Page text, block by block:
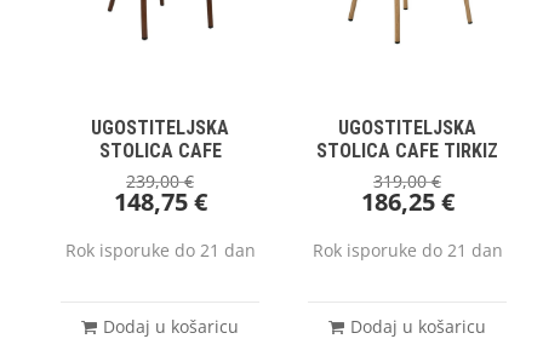
UGOSTITELJSKA
STOLICA CAFE
239,00€
148,75€
Rok isporuke do 21 dan
Dodaj u košaricu
UGOSTITELJSKA
STOLICA CAFE TIRKIZ
319,00€
186,25€
Rok isporuke do 21 dan
Dodaj u košaricu